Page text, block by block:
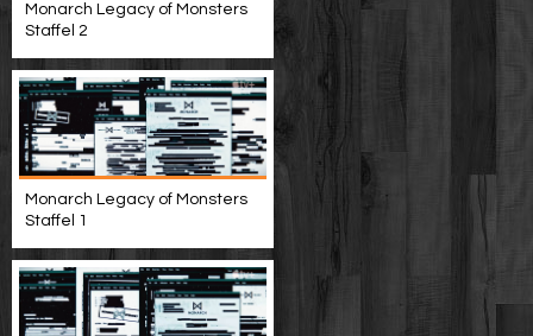
Monarch Legacy of Monsters
Staffel 2
Monarch Legacy of Monsters
Staffel 1